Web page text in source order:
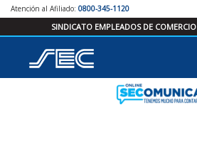
Atención al Afiliado: 0800-345-1120
SINDICATO EMPLEADOS DE COMERCIO